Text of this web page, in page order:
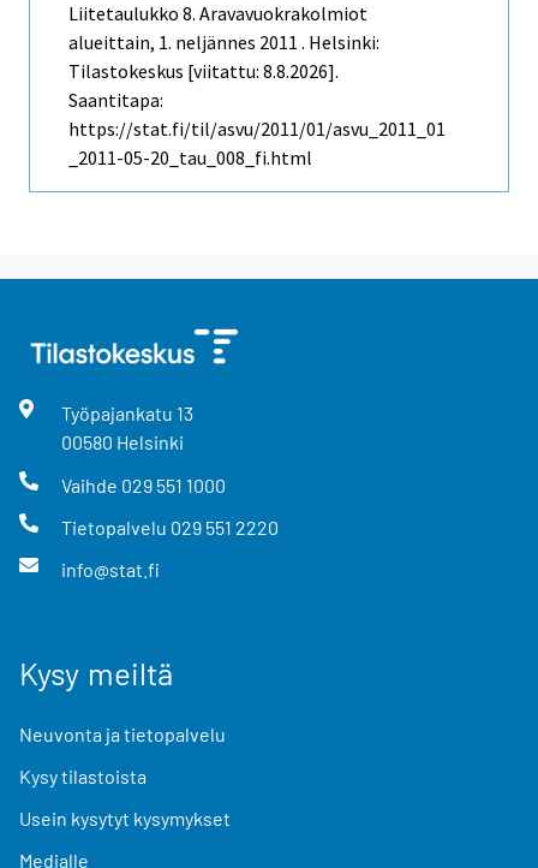
Liitetaulukko 8. Aravavuokrakolmiot
alueittain, 1. neljännes 2011 . Helsinki:
Tilastokeskus [viitattu: 8.8.2026].
Saantitapa:
https://stat.fi/til/asvu/2011/01/asvu_2011_01
_2011-05-20_tau_008_fi.html
Työpajankatu 13
00580 Helsinki
Vaihde 029 551 1000
Tietopalvelu 029 551 2220
info@stat.fi
Kysy meiltä
Neuvonta ja tietopalvelu
Kysy tilastoista
Usein kysytyt kysymykset
Medialle